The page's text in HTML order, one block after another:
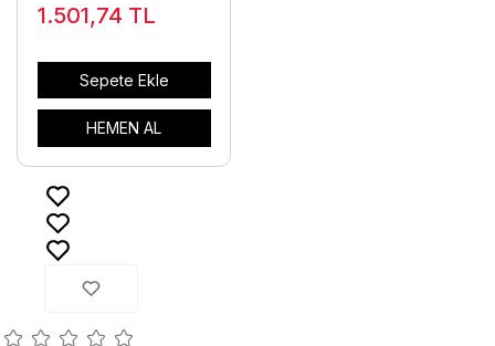
1.501,74 TL
Sepete Ekle
HEMEN AL